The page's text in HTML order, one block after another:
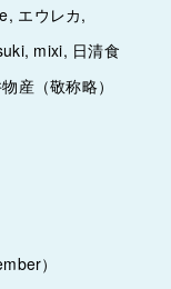
エウレカ,
mixi, 日清食
産（敬称略）
）